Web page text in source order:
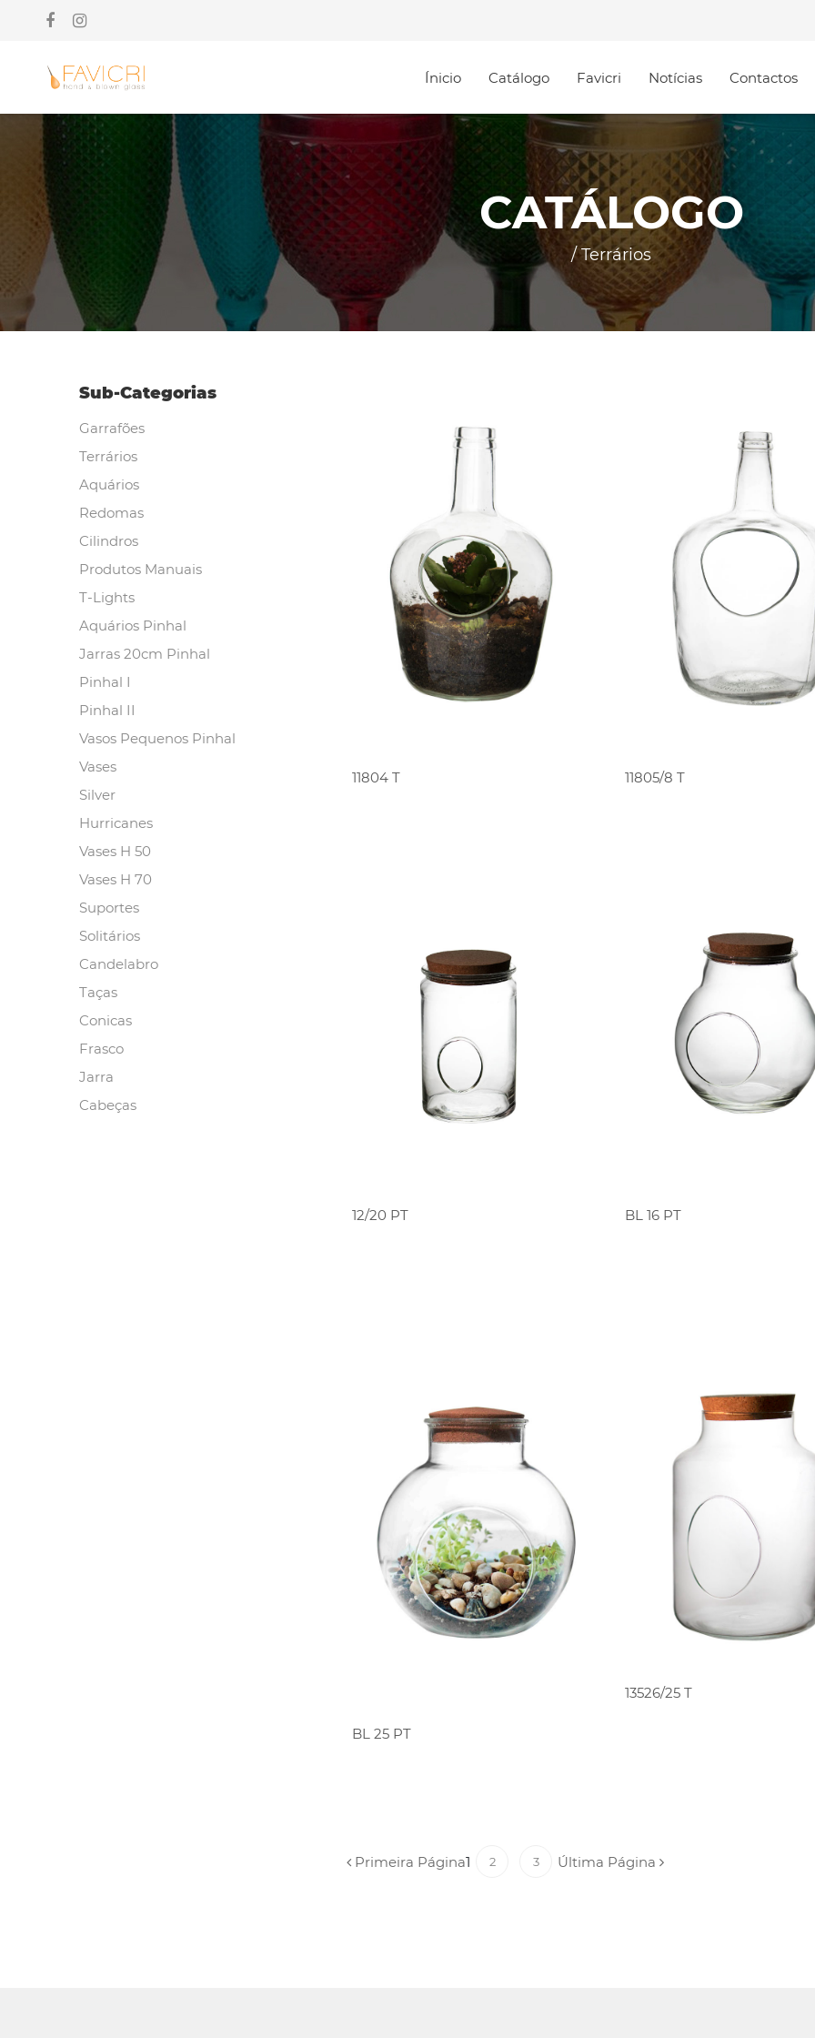
Ínicio Catálogo Favicri Notícias Contactos
CATÁLOGO
/ Terrários
Sub-Categorias
Garrafões
Terrários
Aquários
Redomas
Cilindros
Produtos Manuais
T-Lights
Aquários Pinhal
Jarras 20cm Pinhal
Pinhal I
Pinhal II
Vasos Pequenos Pinhal
Vases
Silver
Hurricanes
Vases H 50
Vases H 70
Suportes
Solitários
Candelabro
Taças
Conicas
Frasco
Jarra
Cabeças
11804 T PEDIR
11805/8 T
PEDIR ORÇAMENTO
12/20 PT PEDIR
BL 16 PT
PEDIR ORÇAMENTO
BL 25 PT
PEDIR
13526/25 T
Primeira Página1 2 3 Última Página